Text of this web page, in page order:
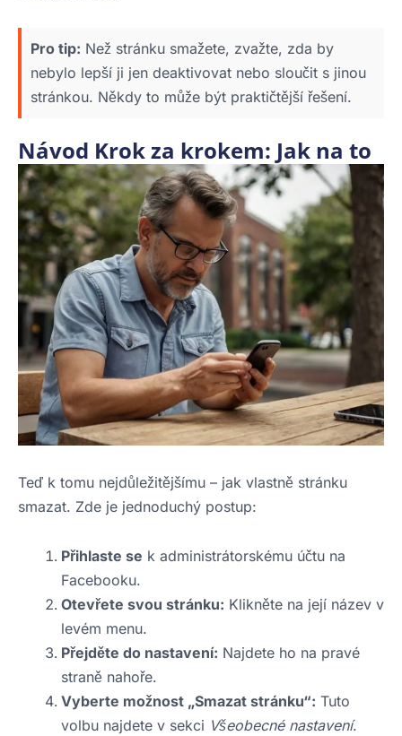
Pro tip: Než stránku smažete, zvažte, zda by
nebylo lepší ji jen deaktivovat nebo sloučit s jinou
stránkou. Někdy to může být praktičtější řešení.
Návod Krok za krokem: Jak na to
Teď k tomu nejdůležitějšímu – jak vlastně stránku
smazat. Zde je jednoduchý postup:
Přihlaste se k administrátorskému účtu na
Facebooku.
Otevřete svou stránku: Klikněte na její název v
levém menu.
Přejděte do nastavení: Najdete ho na pravé
straně nahoře.
Vyberte možnost „Smazat stránku“: Tuto
volbu najdete v sekci Všeobecné nastavení.